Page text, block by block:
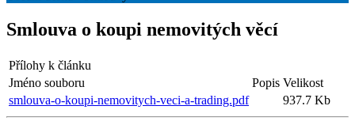
Smlouva o koupi nemovitých věcí
Přílohy k článku
Jméno souboru
Popis Velikost
smlouva-o-koupi-nemovitych-veci-a-trading.pdf
937.7 Kb